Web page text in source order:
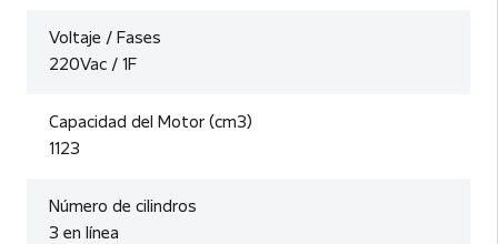
Voltaje / Fases
220Vac / 1F
Capacidad del Motor (cm3)
1123
Número de cilindros
3 en línea